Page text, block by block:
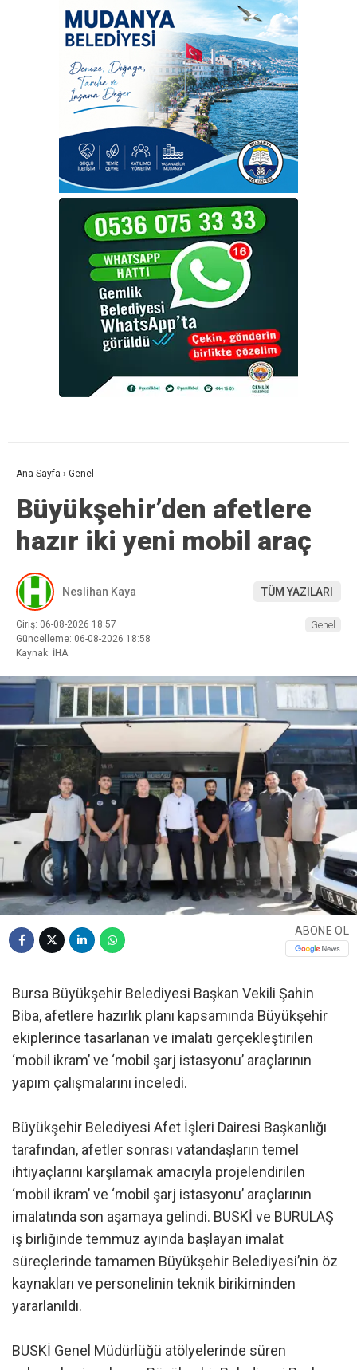
Ana Sayfa › Genel
Büyükşehir’den afetlere
hazır iki yeni mobil araç
Neslihan Kaya TÜM YAZILARI
Giriş: 06-08-2026 18:57
Güncelleme: 06-08-2026 18:58
Kaynak: İHA
Genel
ABONE OL
Bursa Büyükşehir Belediyesi Başkan Vekili Şahin
Biba, afetlere hazırlık planı kapsamında Büyükşehir
ekiplerince tasarlanan ve imalatı gerçekleştirilen
‘mobil ikram’ ve ‘mobil şarj istasyonu’ araçlarının
yapım çalışmalarını inceledi.
Büyükşehir Belediyesi Afet İşleri Dairesi Başkanlığı
tarafından, afetler sonrası vatandaşların temel
ihtiyaçlarını karşılamak amacıyla projelendirilen
‘mobil ikram’ ve ‘mobil şarj istasyonu’ araçlarının
imalatında son aşamaya gelindi. BUSKİ ve BURULAŞ
iş birliğinde temmuz ayında başlayan imalat
süreçlerinde tamamen Büyükşehir Belediyesi’nin öz
kaynakları ve personelinin teknik birikiminden
yararlanıldı.
BUSKİ Genel Müdürlüğü atölyelerinde süren